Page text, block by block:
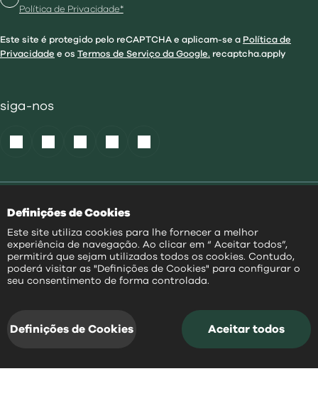
Definições de Cookies
Este site utiliza cookies para lhe fornecer a melhor
experiência de navegação. Ao clicar em “ Aceitar todos”,
permitirá que sejam utilizados todos os cookies. Contudo,
poderá visitar as "Definições de Cookies" para configurar o
seu consentimento de forma controlada.
Definições de Cookies Aceitar todos
Política de Privacidade*
Este site é protegido pelo reCAPTCHA e aplicam-se a Política de
Privacidade e os Termos de Serviço da Google. recaptcha.apply
siga-nos
Acessibilidade
Política Privacidade
Aviso Transparência
Mapa do Site